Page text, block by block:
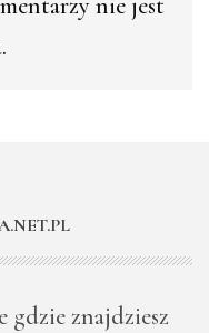
gdzie znajdziesz